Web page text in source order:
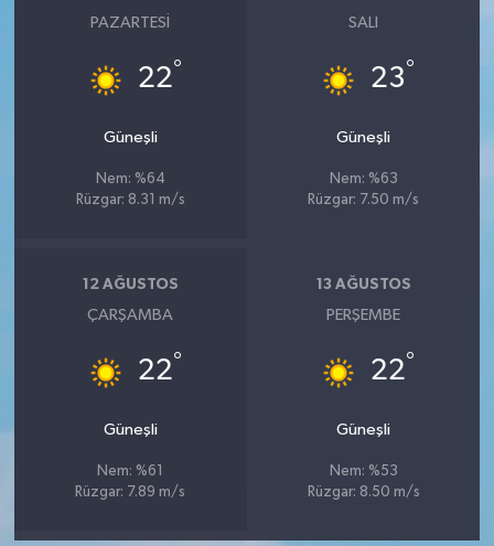
PAZARTESI
22°
Güneşli
Nem: %64
Rüzgar: 8.31 m/s
SALI
23°
Güneşli
Nem: %63
Rüzgar: 7.50 m/s
12 AĞUSTOS
ÇARŞAMBA
22°
Güneşli
Nem: %61
Rüzgar: 7.89 m/s
13 AĞUSTOS
PERŞEMBE
22°
Güneşli
Nem: %53
Rüzgar: 8.50 m/s